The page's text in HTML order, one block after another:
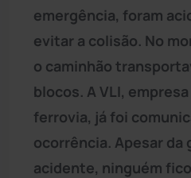
emergência, foram
evitar a colisão. No
o caminhão
blocos. A VLI,
ferrovia, já foi
ocorrência. Apesar da
acidente, ninguém